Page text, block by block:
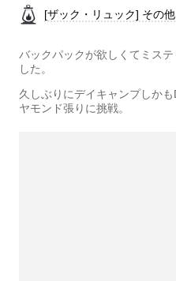
[ザック・リュック] その他
バックパックが欲しくてミス
した。
久しぶりにデイキャンプしか
ヤモンド張りに挑戦。